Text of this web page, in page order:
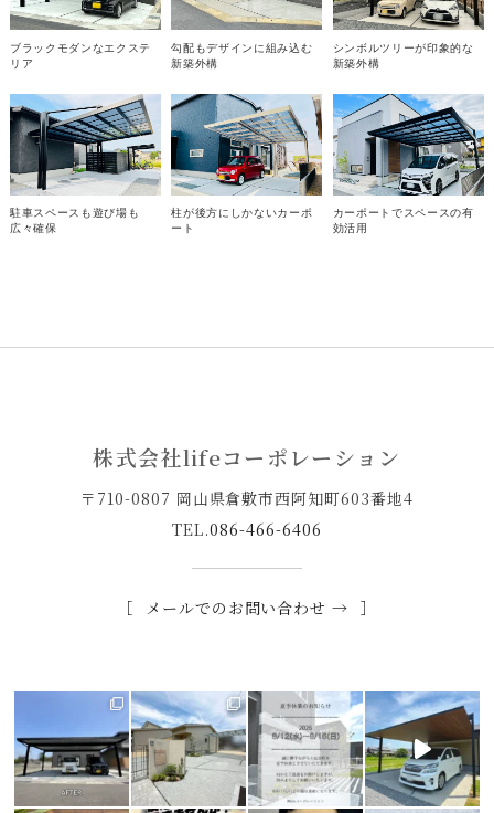
ブラックモダンなエクステ
リア
勾配もデザインに組み込む
新築外構
シンボルツリーが印象的な
新築外構
駐車スペースも遊び場も
広々確保
柱が後方にしかないカーポ
ート
カーポートでスペースの有
効活用
株式会社lifeコーポレーション
〒710-0807 岡山県倉敷市西阿知町603番地4
TEL.086-466-6406
メールでのお問い合わせ →